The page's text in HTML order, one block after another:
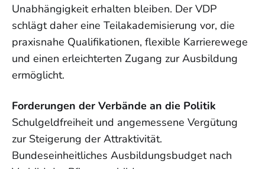
Unabhängigkeit erhalten bleiben. Der VDP
schlägt daher eine Teilakademisierung vor, die
praxisnahe Qualifikationen, flexible Karrierewege
und einen erleichterten Zugang zur Ausbildung
ermöglicht.
Forderungen der Verbände an die Politik
Schulgeldfreiheit und angemessene Vergütung
zur Steigerung der Attraktivität.
Bundeseinheitliches Ausbildungsbudget nach